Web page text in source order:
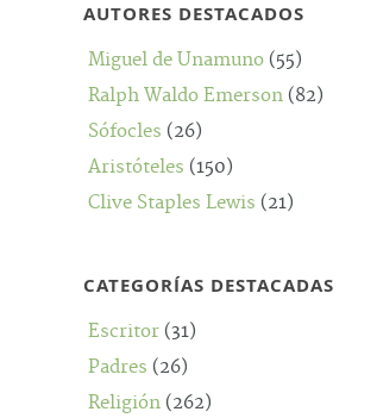
AUTORES DESTACADOS
Miguel de Unamuno (55)
Ralph Waldo Emerson (82)
Sófocles (26)
Aristóteles (150)
Clive Staples Lewis (21)
CATEGORÍAS DESTACADAS
Escritor (31)
Padres (26)
Religión (262)